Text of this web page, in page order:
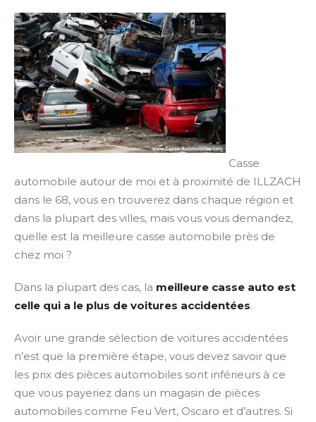
Casse
automobile autour de moi et à proximité de ILLZACH
dans le 68, vous en trouverez dans chaque région et
dans la plupart des villes, mais vous vous demandez,
quelle est la meilleure casse automobile près de
chez moi ?
Dans la plupart des cas, la meilleure casse auto est
celle qui a le plus de voitures accidentées.
Avoir une grande sélection de voitures accidentées
n’est que la première étape, vous devez savoir que
les prix des pièces automobiles sont inférieurs à ce
que vous payeriez dans un magasin de pièces
automobiles comme Feu Vert, Oscaro et d’autres. Si